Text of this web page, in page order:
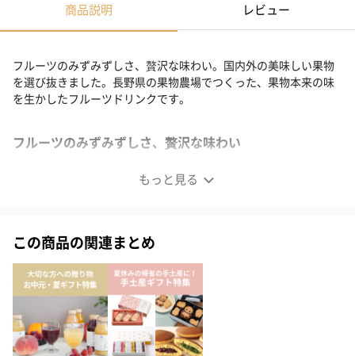
商品説明 レビュー
もっと見る
フルーツのみずみずしさ、贅沢な味わい。国内外の美味しい果物
を選び抜きました。長野県の果物農場でつくった、果物本来の味
を生かしたフルーツドリンクです。
フルーツのみずみずしさ、贅沢な味わい
この商品の関連まとめ